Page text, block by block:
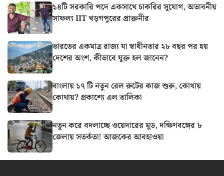
১৪টি সরকারি পদে একসাথে চাকরির সুযোগ, অভাবনীয়
সাফল্য IIT খড়গপুরের প্রাক্তনীর
ভারতের একমাত্র রাজ্য যা স্বাধীনতার ২৮ বছর পর হয়
দেশের অংশ, কীভাবে যুক্ত হল জানেন?
বাংলায় ১৭ টি নতুন রেল রুটের কাজ শুরু, কোথায়
কোথায়? প্রকাশ্যে এল তালিকা
নতুন করে বদলাচ্ছে ওয়েদারের মুড, দক্ষিণবঙ্গের ৮
জেলায় সতর্কতা! আজকের আবহাওয়া